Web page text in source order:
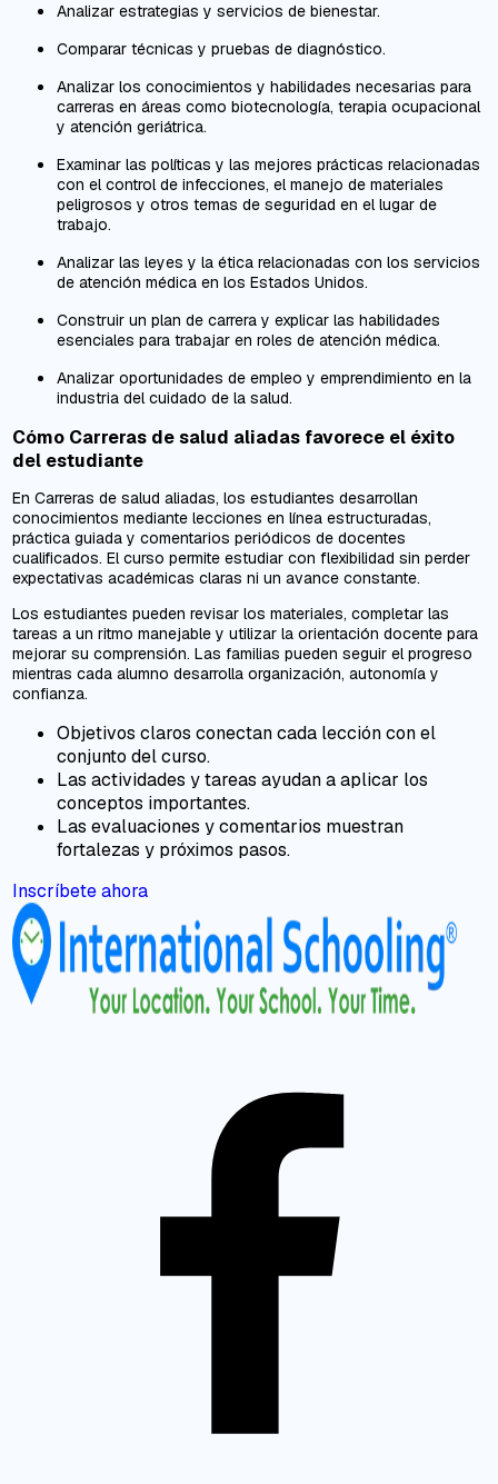
Analizar estrategias y servicios de bienestar.
Comparar técnicas y pruebas de diagnóstico.
Analizar los conocimientos y habilidades necesarias para
carreras en áreas como biotecnología, terapia ocupacional
y atención geriátrica.
Examinar las políticas y las mejores prácticas relacionadas
con el control de infecciones, el manejo de materiales
peligrosos y otros temas de seguridad en el lugar de
trabajo.
Analizar las leyes y la ética relacionadas con los servicios
de atención médica en los Estados Unidos.
Construir un plan de carrera y explicar las habilidades
esenciales para trabajar en roles de atención médica.
Analizar oportunidades de empleo y emprendimiento en la
industria del cuidado de la salud.
Cómo Carreras de salud aliadas favorece el éxito
del estudiante
En Carreras de salud aliadas, los estudiantes desarrollan
conocimientos mediante lecciones en línea estructuradas,
práctica guiada y comentarios periódicos de docentes
cualificados. El curso permite estudiar con flexibilidad sin perder
expectativas académicas claras ni un avance constante.
Los estudiantes pueden revisar los materiales, completar las
tareas a un ritmo manejable y utilizar la orientación docente para
mejorar su comprensión. Las familias pueden seguir el progreso
mientras cada alumno desarrolla organización, autonomía y
confianza.
Objetivos claros conectan cada lección con el
conjunto del curso.
Las actividades y tareas ayudan a aplicar los
conceptos importantes.
Las evaluaciones y comentarios muestran
fortalezas y próximos pasos.
Inscríbete ahora